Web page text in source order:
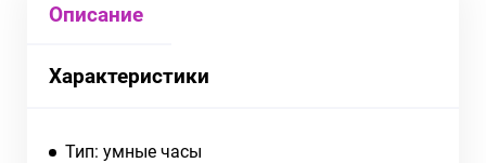
Описание
Характеристики
Тип: умные часы